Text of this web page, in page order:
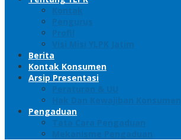
Kontak
Pengurus
Profil
Visi Misi YLPK Jatim
Berita
Kontak Konsumen
Arsip Presentasi
Peraturan & UU
Hak Dan Kewajiban Konsumen
Pengaduan
Tata Cara Pengaduan
Mekanisme Pengaduan